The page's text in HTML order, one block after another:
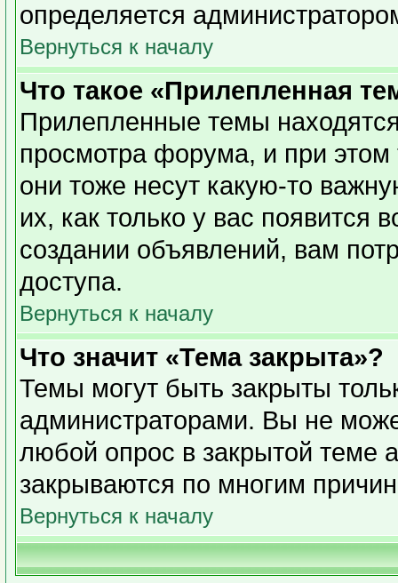
определяется
Вернуться к началу
Что такое «Прилепленная
Прилепленные темы
просмотра форума, и при
они тоже несут какую-то
их, как только у вас появится
создании объявлений, вам
доступа.
Вернуться к началу
Что значит «Тема закрыта»?
Темы могут быть закрыты
администраторами. Вы не
любой опрос в закрытой теме
закрываются по многим
Вернуться к началу